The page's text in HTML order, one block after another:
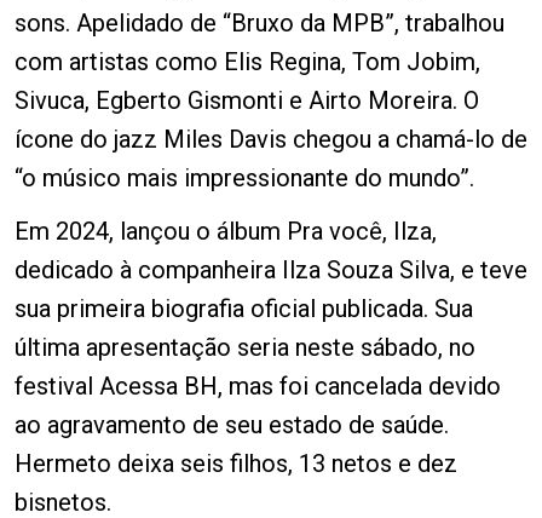
sons. Apelidado de “Bruxo da MPB”, trabalhou
com artistas como Elis Regina, Tom Jobim,
Sivuca, Egberto Gismonti e Airto Moreira. O
ícone do jazz Miles Davis chegou a chamá-lo de
“o músico mais impressionante do mundo”.
Em 2024, lançou o álbum Pra você, Ilza,
dedicado à companheira Ilza Souza Silva, e teve
sua primeira biografia oficial publicada. Sua
última apresentação seria neste sábado, no
festival Acessa BH, mas foi cancelada devido
ao agravamento de seu estado de saúde.
Hermeto deixa seis filhos, 13 netos e dez
bisnetos.